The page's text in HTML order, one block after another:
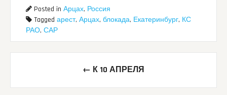
Posted in Арцах, Россия
Tagged арест, Арцах, блокада, Екатеринбург, КС
РАО, САР
navigation
← К 10 АПРЕЛЯ